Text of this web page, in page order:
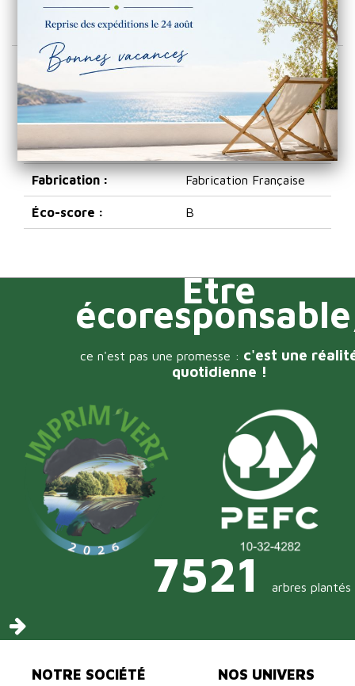
 AJOUTER AU PANIER
Détails du produit
Fabrication : Fabrication Française
Éco-score : B
Être
ce n'est pas une promesse : c'est une
quotidienne !
7521 arbres plantés
NOTRE SOCIÉTÉ NOS UNIVERS